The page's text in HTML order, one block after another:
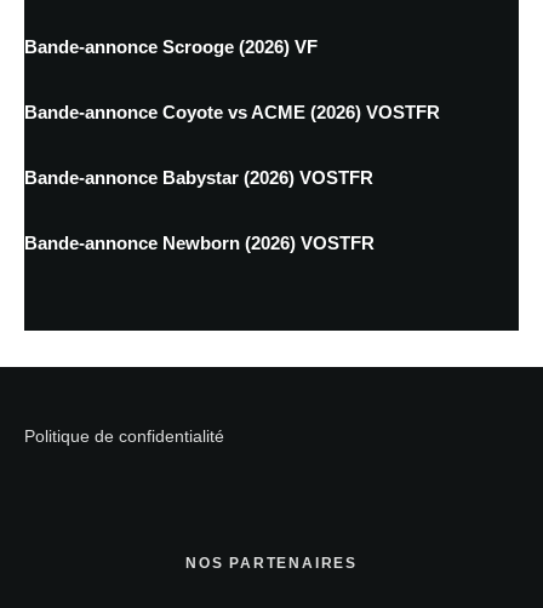
Bande-annonce Scrooge (2026) VF
Bande-annonce Coyote vs ACME (2026) VOSTFR
Bande-annonce Babystar (2026) VOSTFR
Bande-annonce Newborn (2026) VOSTFR
Politique de confidentialité
NOS PARTENAIRES